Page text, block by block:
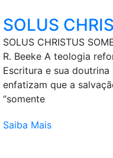
SOLUS
SOLUS CHRISTUS
R. Beeke A teologia
Escritura e sua
enfatizam que a
“somente
Saiba Mais